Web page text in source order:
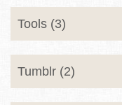
Tools (3)
Tumblr (2)